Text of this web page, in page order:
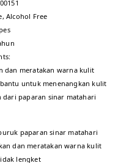
Alcohol Free
dan meratakan warna kulit
untuk menenangkan kulit
paparan sinar matahari
paparan sinar matahari
dan meratakan warna kulit
lengket